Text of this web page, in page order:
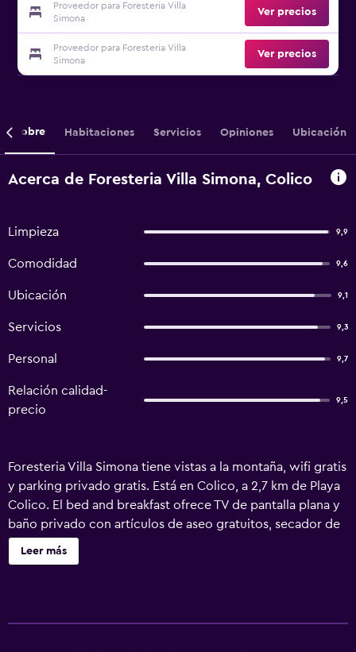
Proveedor para Foresteria Villa
Simona
Ver precios
Proveedor para Foresteria Villa
Simona
Ver precios
Sobre Habitaciones Servicios Opiniones Ubicación
Acerca de Foresteria Villa Simona, Colico
Limpieza 9,9
Comodidad 9,6
Ubicación 9,1
Servicios 9,3
Personal 9,7
Relación calidad-
precio
9,5
Foresteria Villa Simona tiene vistas a la montaña, wifi gratis
y parking privado gratis. Está en Colico, a 2,7 km de Playa
Colico. El bed and breakfast ofrece TV de pantalla plana y
baño privado con artículos de aseo gratuitos, secador de
pelo y bidet. Algunas unidades disponen de zona de estar
y/o balcón. Hay opciones buffet o italianas de desayuno
Leer más